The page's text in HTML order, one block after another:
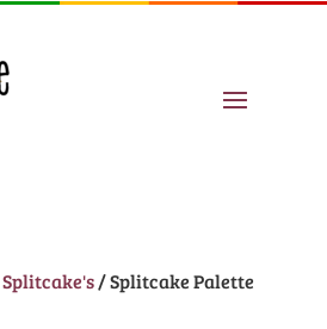
Splitcake's/ Splitcake Palette